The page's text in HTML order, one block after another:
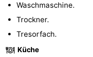
Reiten
Golfplatze
-
Waschmaschine.
Trockner.
Tresorfach.
Küche